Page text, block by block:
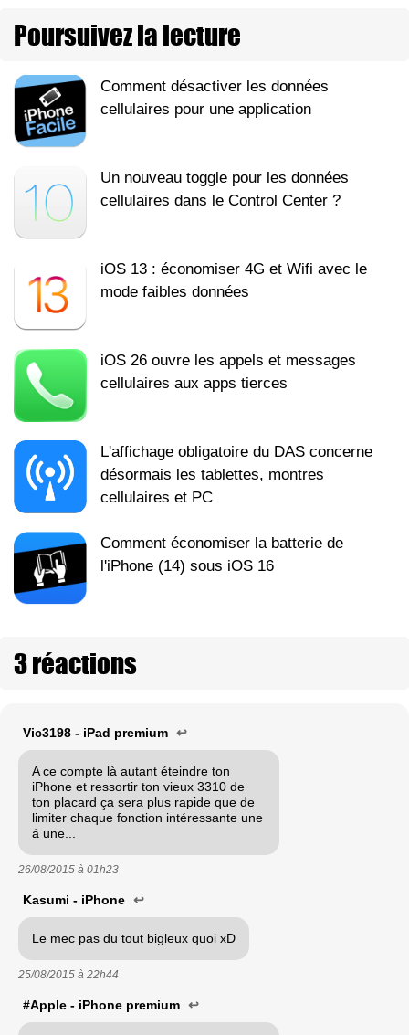
Poursuivez la lecture
Comment désactiver les données
cellulaires pour une application
Un nouveau toggle pour les données
cellulaires dans le Control Center ?
iOS 13 : économiser 4G et Wifi avec le
mode faibles données
iOS 26 ouvre les appels et messages
cellulaires aux apps tierces
L'affichage obligatoire du DAS concerne
désormais les tablettes, montres
cellulaires et PC
Comment économiser la batterie de
l'iPhone (14) sous iOS 16
3 réactions
Vic3198 - iPad premium ↩
A ce compte là autant éteindre ton
iPhone et ressortir ton vieux 3310 de
ton placard ça sera plus rapide que de
limiter chaque fonction intéressante une
à une...
26/08/2015 à 01h23
Kasumi - iPhone ↩
Le mec pas du tout bigleux quoi xD
25/08/2015 à 22h44
#Apple - iPhone premium ↩